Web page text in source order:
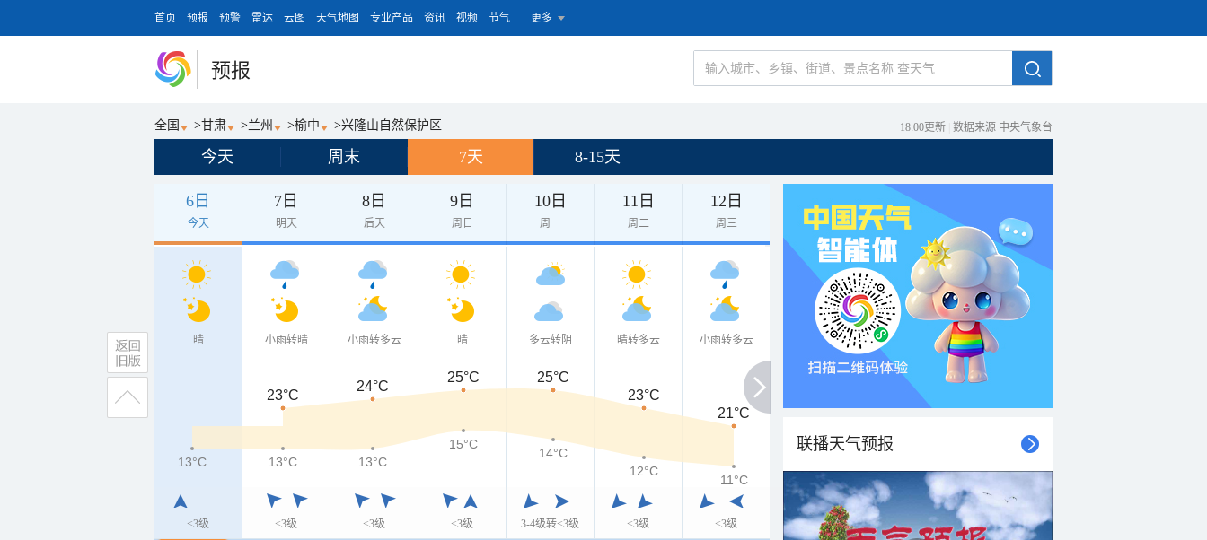
首页 预报 预警 雷达 云图 天气地图 专业产品 资讯 视频 节气 更多
预报
全国 >甘肃 >兰州 >榆中 >兴隆山自然保护区 18:00更新 数据来源 中央气象台
今天 周末 7天 8-15天
6日
今天
7日
明天
8日
后天
9日
周日
10日
周一
11日
周二
12日
周三
晴
<3级
小雨转晴
<3级
小雨转多云
<3级
晴
<3级
多云转阴
3-4级转<3级
晴转多云
<3级
小雨转多云
<3级
23°C
24°C
25°C
25°C
23°C
21°C
13°C 13°C 13°C
15°C
14°C
12°C
11°C
联播天气预报